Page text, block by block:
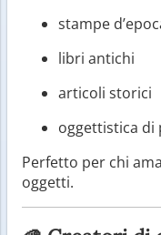
stampe
libri antichi
articoli storici
oggettistica di
Perfetto per chi
oggetti.